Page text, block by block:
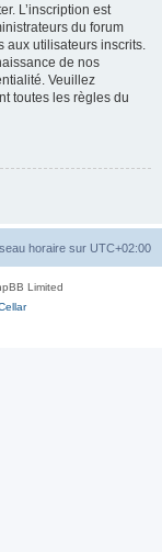
L’inscription est
du forum
utilisateurs inscrits.
de nos
Veuillez
toutes les règles du
horaire sur UTC+02:00
Limited